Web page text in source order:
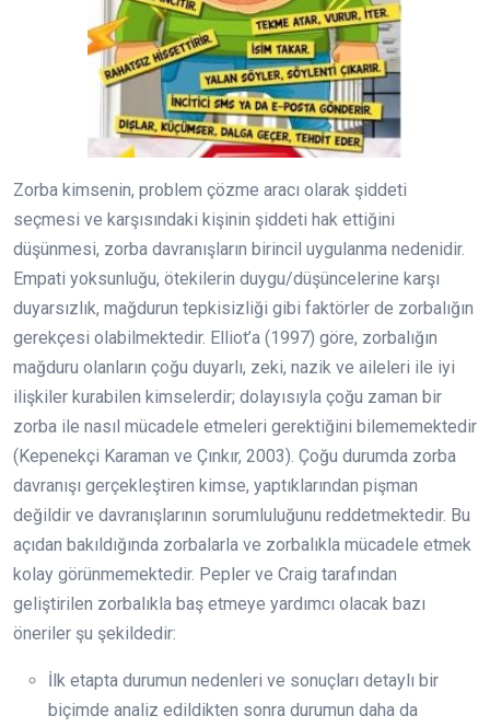
Zorba kimsenin, problem çözme aracı olarak şiddeti
seçmesi ve karşısındaki kişinin şiddeti hak ettiğini
düşünmesi, zorba davranışların birincil uygulanma nedenidir.
Empati yoksunluğu, ötekilerin duygu/düşüncelerine karşı
duyarsızlık, mağdurun tepkisizliği gibi faktörler de zorbalığın
gerekçesi olabilmektedir. Elliot’a (1997) göre, zorbalığın
mağduru olanların çoğu duyarlı, zeki, nazik ve aileleri ile iyi
ilişkiler kurabilen kimselerdir; dolayısıyla çoğu zaman bir
zorba ile nasıl mücadele etmeleri gerektiğini bilememektedir
(Kepenekçi Karaman ve Çınkır, 2003). Çoğu durumda zorba
davranışı gerçekleştiren kimse, yaptıklarından pişman
değildir ve davranışlarının sorumluluğunu reddetmektedir. Bu
açıdan bakıldığında zorbalarla ve zorbalıkla mücadele etmek
kolay görünmemektedir. Pepler ve Craig tarafından
geliştirilen zorbalıkla baş etmeye yardımcı olacak bazı
öneriler şu şekildedir:
İlk etapta durumun nedenleri ve sonuçları detaylı bir
biçimde analiz edildikten sonra durumun daha da